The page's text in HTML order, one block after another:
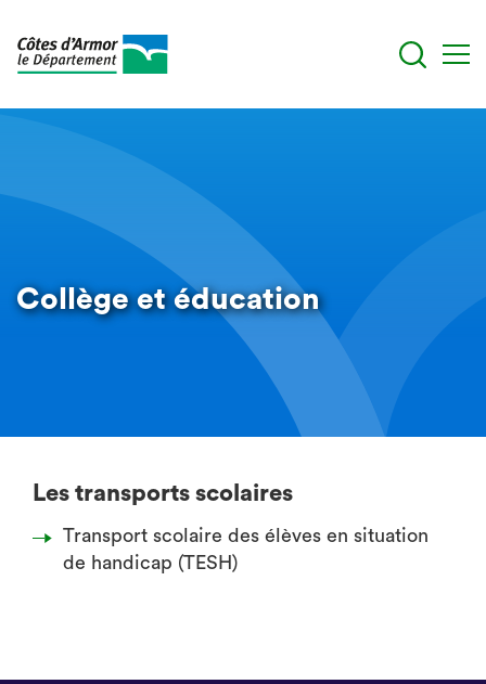
principal
Collège et éducation
Les transports scolaires
Transport scolaire des élèves en situation
de handicap (TESH)